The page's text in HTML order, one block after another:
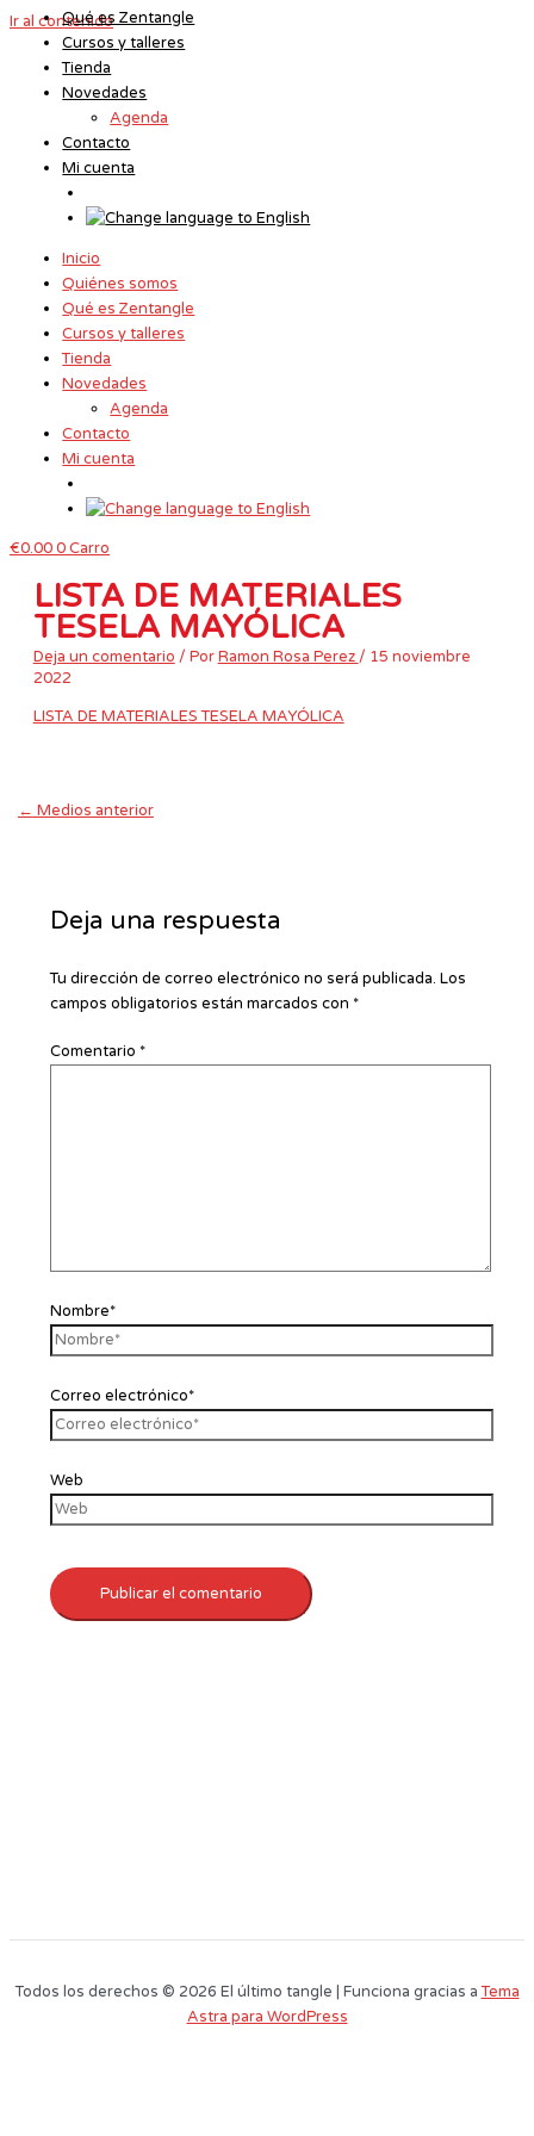
Ir al contenidoQué es Zentangle
Cursos y talleres
Tienda
Novedades
Agenda
Contacto
Mi cuenta
Inicio
Quiénes somos
Qué es Zentangle
Cursos y talleres
Tienda
Novedades
Agenda
Contacto
Mi cuenta
€0.000Carro
LISTA DE MATERIALES
TESELA MAYÓLICA
Deja un comentario / PorRamon Rosa Perez/ 15 noviembre
2022
LISTA DE MATERIALES TESELA MAYÓLICA
← Medios anterior
Deja una respuesta
Tu dirección de correo electrónico no será publicada. Los
campos obligatorios están marcados con *
Comentario *
Nombre*
Correo electrónico*
Web
Todos los derechos © 2026 El último tangle | Funciona gracias aTema
Astra para WordPress